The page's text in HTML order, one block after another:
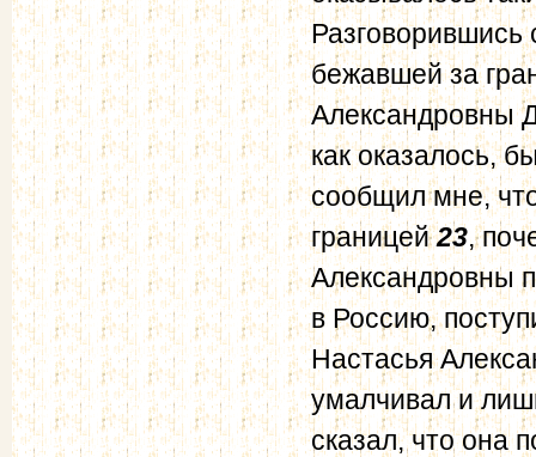
бежавшей за
Александровны
как оказалось,
сообщил мне,
границей23,
Александровны
в Россию,
Настасья
умалчивал и
сказал, что она